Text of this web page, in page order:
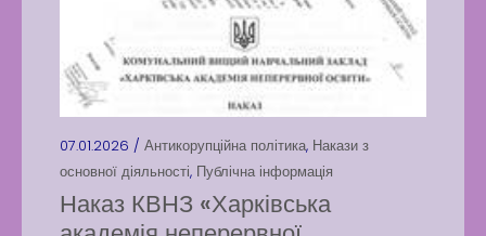
07.01.2026 / Антикорупційна політика, Накази з
основної діяльності, Публічна інформація
Наказ КВНЗ «Харківська